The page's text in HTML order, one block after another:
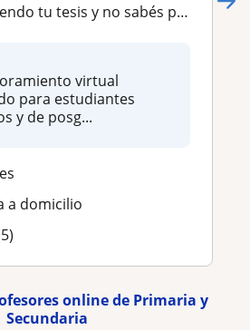
tu tesis y no sabés por dónde empezar?
virtual
para estudiantes
y de posg...
a domicilio
online de Primaria y
Secundaria